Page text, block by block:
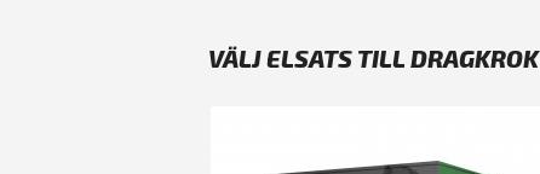
VÄLJ ELSATS TILL DRAGKROK